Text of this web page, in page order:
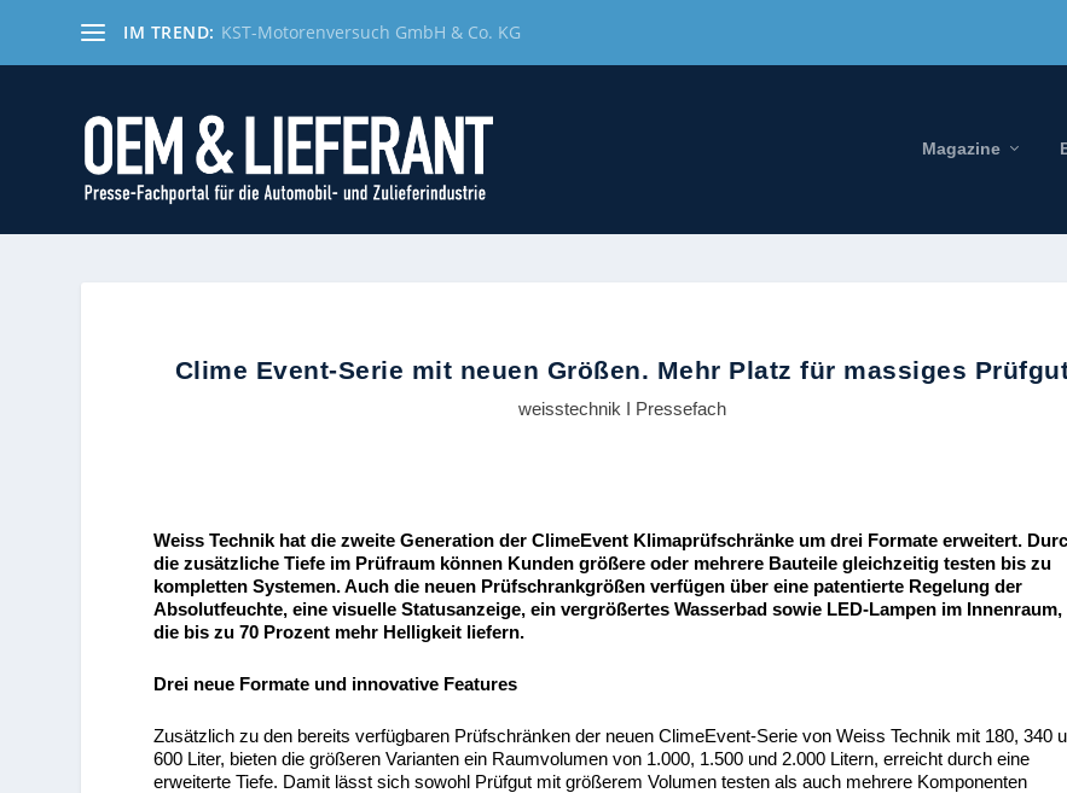
IM TREND: KST-Motorenversuch GmbH & Co. KG
Magazine
Clime Event-Serie mit neuen Größen. Mehr Platz für massiges
weisstechnik I Pressefach
Weiss Technik hat die zweite Generation der ClimeEvent Klimaprüfschränke um drei Formate erweitert.
die zusätzliche Tiefe im Prüfraum können Kunden größere oder mehrere Bauteile gleichzeitig testen bis zu
kompletten Systemen.Auch die neuen Prüfschrankgrößen verfügen über eine patentierte Regelung der
Absolutfeuchte, eine visuelle Statusanzeige, ein vergrößertes Wasserbad sowie LED-Lampen im Innenraum,
die bis zu 70 Prozent mehr Helligkeit liefern.
Drei neue Formate und innovative Features
Zusätzlich zu den bereits verfügbaren Prüfschränken der neuen ClimeEvent-Serie von Weiss Technik mit 180, 340
600 Liter, bieten die größeren Varianten ein Raumvolumen von 1.000, 1.500 und 2.000 Litern, erreicht durch eine
erweiterte Tiefe. Damit lässt sich sowohl Prüfgut mit größerem Volumen testen als auch mehrere Komponenten